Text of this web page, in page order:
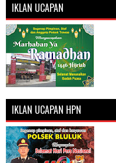
IKLAN UCAPAN
IKLAN UCAPAN HPN